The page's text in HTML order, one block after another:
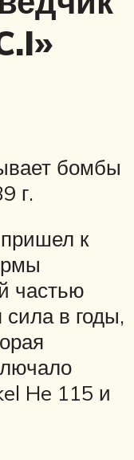
бомбы
г.
к
частью
в годы,
He 115 и